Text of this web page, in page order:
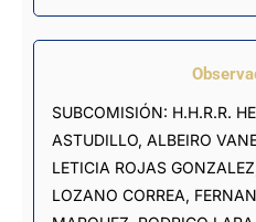
SUBCOMISIÓN: H.H.R.R.
ASTUDILLO, ALBEIRO
LETICIA ROJAS
LOZANO CORREA,